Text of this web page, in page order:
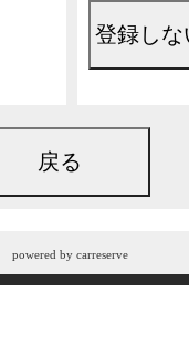
powered by carreserve